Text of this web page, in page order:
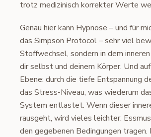
trotz medizinisch korrekter Werte
Genau hier kann Hypnose – und für
das Simpson Protocol – sehr viel
Stoffwechsel, sondern in dem
dir selbst und deinem Körper. Und
Ebene: durch die tiefe Entspannung
das Stress-Niveau, was wiederum
System entlastet. Wenn dieser
rausgeht, wird vieles leichter:
den gegebenen Bedingungen tragen.